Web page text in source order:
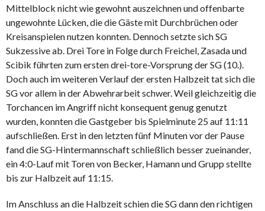
Mittelblock nicht wie gewohnt auszeichnen und offenbarte
ungewohnte Lücken, die die Gäste mit Durchbrüchen oder
Kreisanspielen nutzen konnten. Dennoch setzte sich SG
Sukzessive ab. Drei Tore in Folge durch Freichel, Zasada und
Scibik führten zum ersten drei-tore-Vorsprung der SG (10.).
Doch auch im weiteren Verlauf der ersten Halbzeit tat sich die
SG vor allem in der Abwehrarbeit schwer. Weil gleichzeitig die
Torchancen im Angriff nicht konsequent genug genutzt
wurden, konnten die Gastgeber bis Spielminute 25 auf 11:11
aufschließen. Erst in den letzten fünf Minuten vor der Pause
fand die SG-Hintermannschaft schließlich besser zueinander,
ein 4:0-Lauf mit Toren von Becker, Hamann und Grupp stellte
bis zur Halbzeit auf 11:15.
Im Anschluss an die Halbzeit schien die SG dann den richtigen